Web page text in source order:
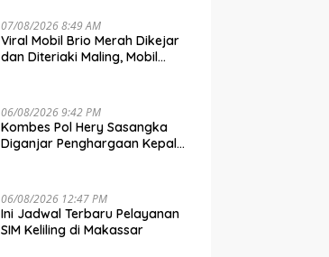
07/08/2026 8:49 AM
Viral Mobil Brio Merah Dikejar
dan Diteriaki Maling, Mobil
06/08/2026 9:42 PM
Kombes Pol Hery Sasangka
Diganjar Penghargaan Kepala
06/08/2026 12:47 PM
Ini Jadwal Terbaru Pelayanan
SIM Keliling di Makassar